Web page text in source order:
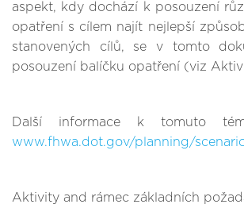
aspekt, kdy dochází k posouzení
opatření s cílem najít nejlepší
stanovených cílů, se v tomto
posouzení balíčku opatření (viz
Další informace k tomuto
www.fhwa.dot.gov/planning/
Aktivity and rámec základních